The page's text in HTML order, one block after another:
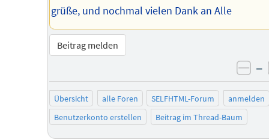
grüße, und nochmal vielen Dank an Alle
Beitrag melden
–
Übersicht alle Foren SELFHTML-Forum
anmelden
Benutzerkonto erstellen
Beitrag im Thread-Baum